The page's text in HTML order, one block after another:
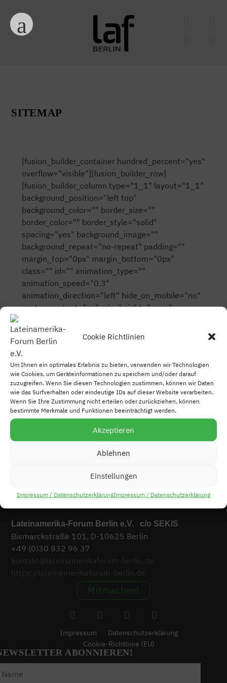
Cookie Richtlinien
Um Ihnen ein optimales Erlebnis zu bieten, verwenden wir Technologien
wie Cookies, um Geräteinformationen zu speichern und/oder darauf
zuzugreifen. Wenn Sie diesen Technologien zustimmen, können wir Daten
wie das Surfverhalten oder eindeutige IDs auf dieser Website verarbeiten.
Wenn Sie Ihre Zustimmung nicht erteilen oder zurückziehen, können
bestimmte Merkmale und Funktionen beeinträchtigt werden.
Akzeptieren
Ablehnen
Einstellungen
Impressum / DatenschutzerklärungImpressum / Datenschutzerklärung
SITEMAP
[fusion_builder_container hundred_percent="yes"
overflow="visible"][fusion_builder_row]
[fusion_builder_column type="1_1" layout="1_1"
background_position="left top"
background_color="" border_size=""
border_color="" border_style="solid"
spacing="yes" background_image=""
background_repeat="no-repeat" padding=""
margin_top="0px" margin_bottom="0px"
class="" id="" animation_type=""
animation_speed="0.3"
animation_direction="left" hide_on_mobile="no"
center_content="no" min_height="none"
border_position="all"][fusion_text]
[wp_sitemap_page][/fusion_text]
[/fusion_builder_column][/fusion_builder_row]
[/fusion_builder_container]
Lateinamerika-Forum Berlin e.V. c/o SEKIS
Bismarckstraße 101, D-10625 Berlin
+49 (0)30 832 96 37
kontakt@lateinamerikaforum-berlin.de
https://lateinamerikaforum-berlin.de
Mitmachen!
Impressum
Datenschutzerklärung
Cookie-Richtlinie (EU)
ABONNIEREN!